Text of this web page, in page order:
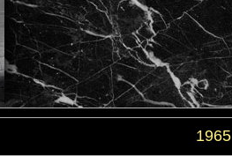
1965